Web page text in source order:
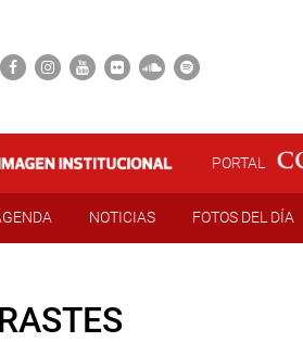
PORTAL
NOTICIAS FOTOS DEL DÍA